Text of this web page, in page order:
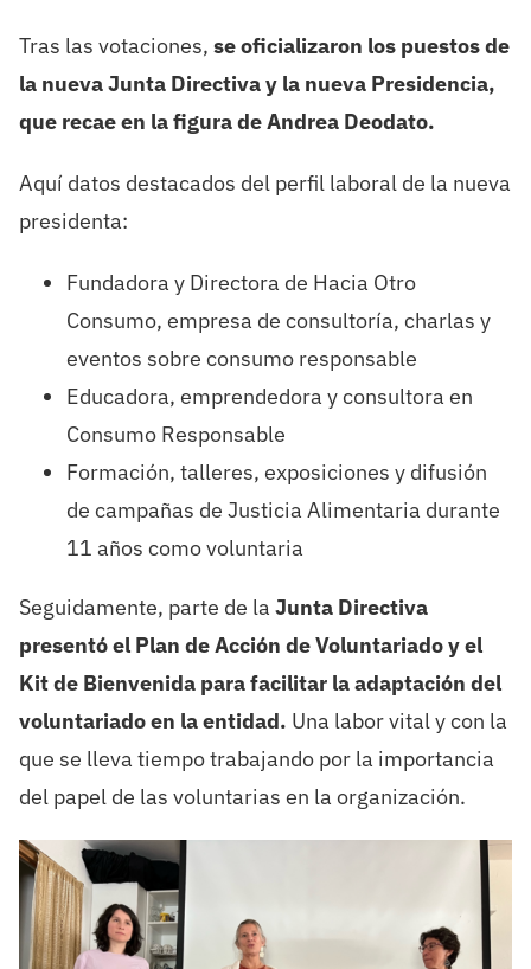
Tras las votaciones, se oficializaron los puestos de
la nueva Junta Directiva y la nueva Presidencia,
que recae en la figura de Andrea Deodato.
Aquí datos destacados del perfil laboral de la nueva
presidenta:
Fundadora y Directora de Hacia Otro
Consumo, empresa de consultoría, charlas y
eventos sobre consumo responsable
Educadora, emprendedora y consultora en
Consumo Responsable
Formación, talleres, exposiciones y difusión
de campañas de Justicia Alimentaria durante
11 años como voluntaria
Seguidamente, parte de la Junta Directiva
presentó el Plan de Acción de Voluntariado y el
Kit de Bienvenida para facilitar la adaptación del
voluntariado en la entidad. Una labor vital y con la
que se lleva tiempo trabajando por la importancia
del papel de las voluntarias en la organización.